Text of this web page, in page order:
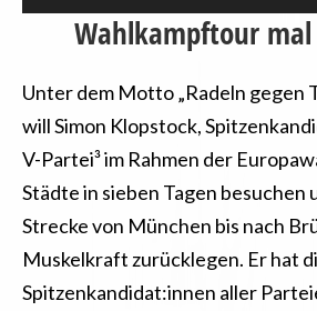
Wahlkampftour
Unter dem Motto „Radeln gegen
will Simon Klopstock,
V-Partei³ im Rahmen der
Städte in sieben Tagen besuchen
Strecke von München bis nach
Muskelkraft zurücklegen. Er hat
Spitzenkandidat:innen aller